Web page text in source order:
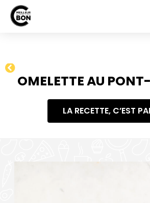
OMELETTE AU
LA RECETTE, C’EST